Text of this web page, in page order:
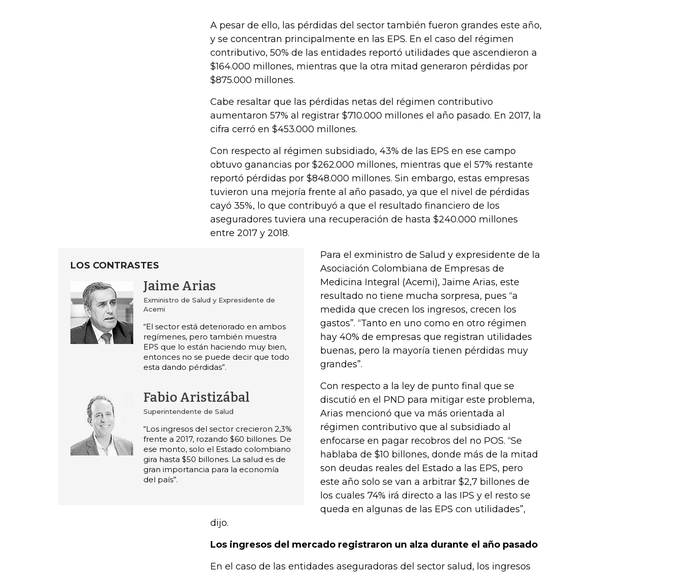
A pesar de ello, las pérdidas del sector también fueron grandes este año,
y se concentran principalmente en las EPS. En el caso del régimen
contributivo, 50% de las entidades reportó utilidades que ascendieron a
$164.000 millones, mientras que la otra mitad generaron pérdidas por
$875.000 millones.
Cabe resaltar que las pérdidas netas del régimen contributivo
aumentaron 57% al registrar $710.000 millones el año pasado. En 2017, la
cifra cerró en $453.000 millones.
Con respecto al régimen subsidiado, 43% de las EPS en ese campo
obtuvo ganancias por $262.000 millones, mientras que el 57% restante
reportó pérdidas por $848.000 millones. Sin embargo, estas empresas
tuvieron una mejoría frente al año pasado, ya que el nivel de pérdidas
cayó 35%, lo que contribuyó a que el resultado financiero de los
aseguradores tuviera una recuperación de hasta $240.000 millones
entre 2017 y 2018.
LOS CONTRASTES
Jaime Arias
Exministro de Salud y Expresidente de
Acemi
“El sector está deteriorado en ambos
regímenes, pero también muestra
EPS que lo están haciendo muy bien,
entonces no se puede decir que todo
esta dando pérdidas”.
Fabio Aristizábal
Superintendente de Salud
“Los ingresos del sector crecieron 2,3%
frente a 2017, rozando $60 billones. De
ese monto, solo el Estado colombiano
gira hasta $50 billones. La salud es de
gran importancia para la economía
del país”.
Para el exministro de Salud y expresidente de la
Asociación Colombiana de Empresas de
Medicina Integral (Acemi), Jaime Arias, este
resultado no tiene mucha sorpresa, pues “a
medida que crecen los ingresos, crecen los
gastos”. “Tanto en uno como en otro régimen
hay 40% de empresas que registran utilidades
buenas, pero la mayoría tienen pérdidas muy
grandes”.
Con respecto a la ley de punto final que se
discutió en el PND para mitigar este problema,
Arias mencionó que va más orientada al
régimen contributivo que al subsidiado al
enfocarse en pagar recobros del no POS. “Se
hablaba de $10 billones, donde más de la mitad
son deudas reales del Estado a las EPS, pero
este año solo se van a arbitrar $2,7 billones de
los cuales 74% irá directo a las IPS y el resto se
queda en algunas de las EPS con utilidades”,
dijo.
Los ingresos del mercado registraron un alza durante el año pasado
En el caso de las entidades aseguradoras del sector salud, los ingresos